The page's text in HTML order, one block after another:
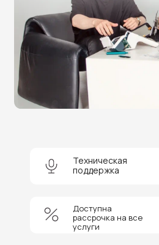
Техническая
поддержка
Доступна
рассрочка на все
услуги
Нужна помощь в
Оставьте заявку на
консультацию и получите
на покупку оборудования или
Соглашаюсь на обработку